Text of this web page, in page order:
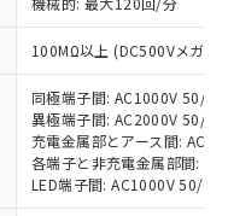
100MΩ以上 (DC500Vメガ)
同極端子間: AC1000V 50/
異極端子間: AC2000V 50/
充電金属部とアース間:
各端子と非充電金属部間:
LED端子間: AC1000V 50/
（10物質）の
可能な商品で
物質）の非含
る予定のある